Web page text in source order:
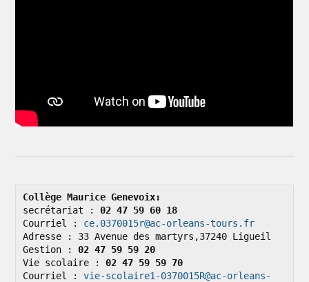
Collège Maurice Genevoix:
secrétariat : 02 47 59 60 18
Courriel : ce.0370015r@ac-orleans-tours.fr
Adresse : 33 Avenue des martyrs,37240 Ligueil
Gestion : 02 47 59 59 20
Vie scolaire : 02 47 59 59 70
Courriel : vie-scolaire1-0370015R@ac-orleans-